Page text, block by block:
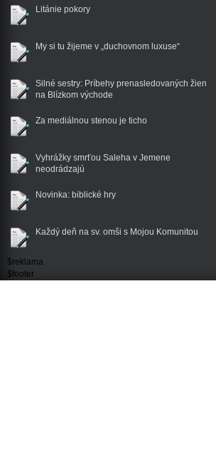
Litánie pokory
My si tu žijeme v „duchovnom luxuse“
Silné sestry: Príbehy prenasledovaných žien
na Blízkom východe
Za mediálnou stenou je ticho
Vyhrážky smrťou Saleha v Jemene
neodrádzajú
Novinka: biblické hry
Každý deň na sv. omši s Mojou Komunitou
$reklama
$footer